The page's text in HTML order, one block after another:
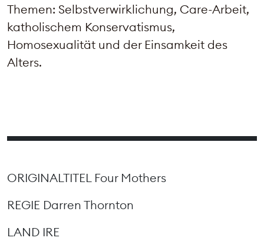
Themen: Selbstverwirklichung, Care-Arbeit,
katholischem Konservatismus,
Homosexualität und der Einsamkeit des
Alters.
ORIGINALTITEL Four Mothers
REGIE Darren Thornton
LAND IRE